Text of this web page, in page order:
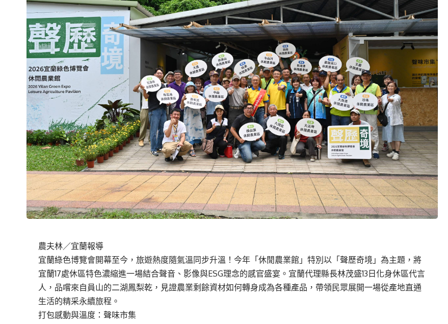
農夫林／宜蘭報導
宜蘭綠色博覽會開幕至今，旅遊熱度隨氣溫同步升溫！今年「休閒農業館」特別以「聲歷奇境」為主題，將
宜蘭17處休區特色濃縮進一場結合聲音、影像與ESG理念的感官盛宴。宜蘭代理縣長林茂盛13日化身休區代言
人，品嚐來自員山的二湖鳳梨乾，見證農業剩餘資材如何轉身成為各種產品，帶領民眾展開一場從產地直通
生活的精采永續旅程。
打包感動與溫度：聲味市集